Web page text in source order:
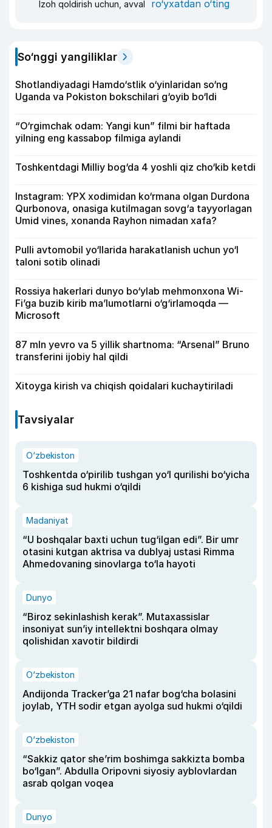
Izoh qoldirish uchun, avval ro‘yxatdan o‘ting
So‘nggi yangiliklar
Shotlandiyadagi Hamdo‘stlik o‘yinlaridan so‘ng
Uganda va Pokiston bokschilari g‘oyib bo‘ldi
“O‘rgimchak odam: Yangi kun” filmi bir haftada
yilning eng kassabop filmiga aylandi
Toshkentdagi Milliy bog‘da 4 yoshli qiz cho‘kib ketdi
Instagram: YPX xodimidan ko‘rmana olgan Durdona
Qurbonova, onasiga kutilmagan sovg‘a tayyorlagan
Umid vines, xonanda Rayhon nimadan xafa?
Pulli avtomobil yo‘llarida harakatlanish uchun yo‘l
taloni sotib olinadi
Rossiya hakerlari dunyo bo‘ylab mehmonxona Wi-
Fi’ga buzib kirib ma’lumotlarni o‘g‘irlamoqda —
Microsoft
87 mln yevro va 5 yillik shartnoma: “Arsenal” Bruno
transferini ijobiy hal qildi
Xitoyga kirish va chiqish qoidalari kuchaytiriladi
Tavsiyalar
O‘zbekiston
Toshkentda o‘pirilib tushgan yo‘l qurilishi bo‘yicha
6 kishiga sud hukmi o‘qildi
Madaniyat
“U boshqalar baxti uchun tug‘ilgan edi”. Bir umr
otasini kutgan aktrisa va dublyaj ustasi Rimma
Ahmedovaning sinovlarga to‘la hayoti
Dunyo
“Biroz sekinlashish kerak”. Mutaxassislar
insoniyat sun’iy intellektni boshqara olmay
qolishidan xavotir bildirdi
O‘zbekiston
Andijonda Tracker’ga 21 nafar bog‘cha bolasini
joylab, YTH sodir etgan ayolga sud hukmi o‘qildi
O‘zbekiston
“Sakkiz qator she’rim boshimga sakkizta bomba
bo‘lgan”. Abdulla Oripovni siyosiy ayblovlardan
asrab qolgan voqea
Dunyo